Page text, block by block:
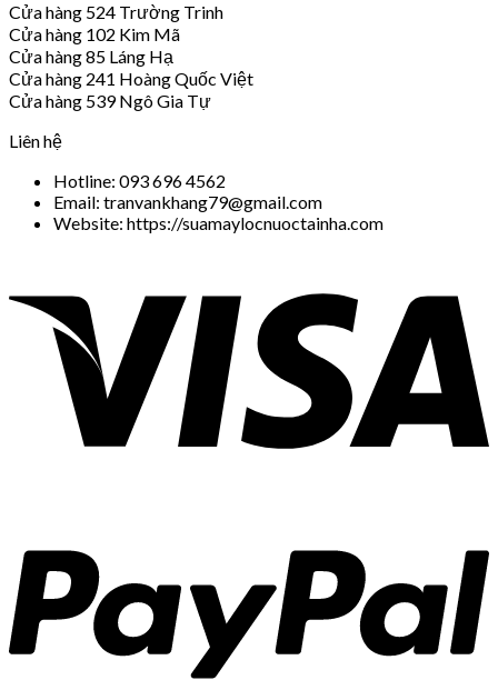
Cửa hàng 524 Trường Trinh
Cửa hàng 102 Kim Mã
Cửa hàng 85 Láng Hạ
Cửa hàng 241 Hoàng Quốc Việt
Cửa hàng 539 Ngô Gia Tự
Liên hệ
Hotline: 093 696 4562
Email: tranvankhang79@gmail.com
Website: https://suamaylocnuoctainha.com